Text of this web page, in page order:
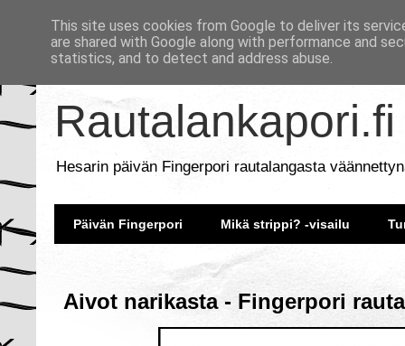
Rautalankapori.fi
Hesarin päivän Fingerpori rautalangasta
Päivän Fingerpori Mikä strippi? -visailu
Aivot narikasta - Fingerpori
This site uses cookies from Google to deliver its
are shared with Google along with performance and
statistics, and to detect and address abuse.